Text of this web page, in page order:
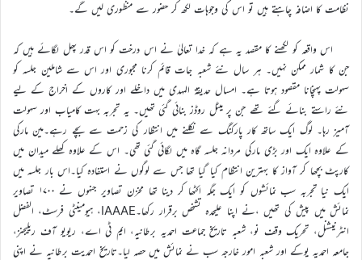
نظامت کا اضافہ چاہتے ہیں تو اس کی وجوہات لکھ کر حضور سے منظوری لیں گے۔
اس واقعہ کو لکھنے کا مقصد یہ ہے کہ خدا تعالیٰ نے اس درخت کو اس قدر پھل لگائے ہیں کہ
جن کا شمار ممکن نہیں۔ ہر سال نئے شعبہ جات قائم کرنا مجبوری اور اس سے شاملین جلسہ کو
سہولت پہنچانا مقصود ہوتا ہے۔ امسال حدیقۃ المہدی میں داخلے اور کاروں کے اخراج کے لیے
نئے راستے بنائے گئے تھے جن پر میٹل روڈز بنائی گئی تھیں۔ یہ تجربہ بہت کامیاب اور سہولت
آمیز رہا۔ لوگ ایک ساتھ کار پارکنگ سے نکلنے میں انتظار کی زحمت سے بچے رہے۔مین مارکی
کے علاوہ ایک اور بڑی مارکی مردانہ جلسہ گاہ میں لگائی گئی تھی۔ اس کے علاوہ کھلے میدان میں
کارپٹ بچھا کر آواز کا بہترین انتظام کیا گیا تھا جس سے لوگوں نے استفادہ کیا۔اس بار جلسہ میں
ایک نیا تجربہ سب نمائشوں کو ایک جگہ اکٹھا کر دینا تھا مخزن تصاویر جنہوں نے ۱۷۰۰ تصاویر
نمائش میں پیش کی تھیں ،نے اپنا علیحدہ تشخص برقرار رکھا۔IAAAE، ہیومینٹی فرسٹ، الفضل
انٹرنیشنل، تحریک وقف نو، شعبہ تاریخ جماعت احمدیہ برطانیہ، ایم ٹی اے، ریویو آف ریلیجنز،
جامعہ احمدیہ یوکے اور شعبہ امور خارجہ سب نے نمائش میں حصہ لیا۔تاریخ احمدیت برطانیہ نے اپنی